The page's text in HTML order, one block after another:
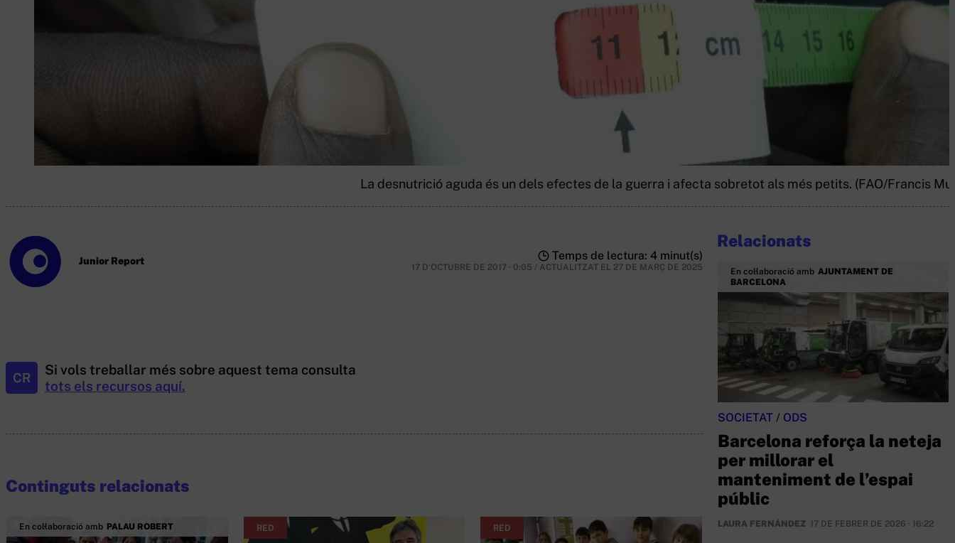
La desnutrició aguda és un dels efectes de la guerra i afecta sobretot als més petits. (FAO/Francis
Junior Report Temps de lectura: 4 minut(s)
17 D'OCTUBRE DE 2017 · 0:05 / ACTUALITZAT EL 27 DE MARÇ DE 2025
CR
Si vols treballar més sobre aquest tema consulta
tots els recursos aquí.
Continguts relacionats
En col·laboració amb PALAU ROBERT RED RED
Relacionats
En col·laboració amb AJUNTAMENT DE
BARCELONA
SOCIETAT / ODS
Barcelona reforça la neteja
per millorar el
manteniment de l’espai
públic
LAURA FERNÁNDEZ 17 DE FEBRER DE 2026 · 16:22